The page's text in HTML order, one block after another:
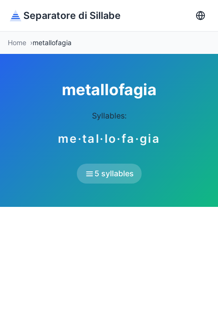
Separatore di Sillabe
Home metallofagia
metallofagia
Syllables:
me·tal·lo·fa·gia
5 syllables